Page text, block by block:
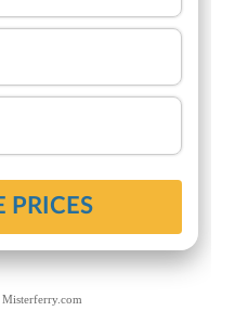
Misterferry.com